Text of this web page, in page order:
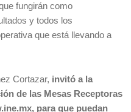
fungirán como
y todos los
que está llevando a
Cortazar, invitó a la
de las Mesas Receptoras
para que puedan